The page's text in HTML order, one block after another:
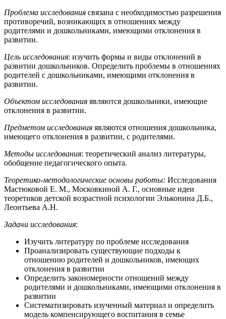
Проблема исследования связана с необходимостью разрешения
противоречий, возникающих в отношениях между
родителями и дошкольниками, имеющими отклонения в
развитии.
Цель исследования: изучить формы и виды отклонений в
развитии дошкольников. Определить проблемы в отношениях
родителей с дошкольниками, имеющими отклонения в
развитии.
Объектом исследования являются дошкольники, имеющие
отклонения в развитии.
Предметом исследования являются отношения дошкольника,
имеющего отклонения в развитии, с родителями.
Методы исследования: теоретический анализ литературы,
обобщение педагогического опыта.
Теоретико-методологические основы работы: Исследования
Мастюковой Е. М., Московкиной А. Г., основные идеи
теоретиков детской возрастной психологии Эльконина Д.Б.,
Леонтьева А.Н.
Задачи исследования:
Изучить литературу по проблеме исследования
Проанализировать существующие подходы к
отношению родителей и дошкольников, имеющих
отклонения в развитии
Определить закономерности отношений между
родителями и дошкольниками, имеющими отклонения в
развитии
Систематизировать изученный материал и определить
модель компенсирующего воспитания в семье